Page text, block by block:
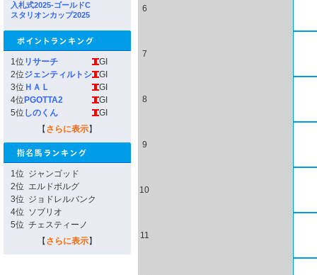
入札式2025-ゴールドC
スタリオンカップ2025
1位 リサーチ
GI
2位ジェンティルトシ
GI
3位 ＨＡＬ
GI
4位 PGOTTA2
GI
5位 しのくん
GI
【 さらに表示】
1位 ジャンゴッド
2位 エルドボルグ
3位 ジョドレルバンク
4位 ソブリオ
5位 チェスティーノ
【 さらに表示】
6
7
8
9
10
11